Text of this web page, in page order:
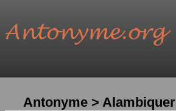
Antonyme > Alambiquer